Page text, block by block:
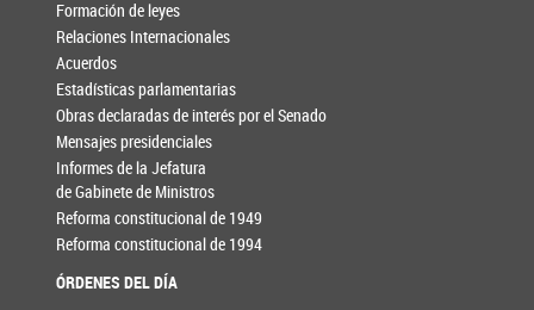
Formación de leyes
Relaciones Internacionales
Acuerdos
Estadísticas parlamentarias
Obras declaradas de interés por el Senado
Mensajes presidenciales
Informes de la Jefatura
de Gabinete de Ministros
Reforma constitucional de 1949
Reforma constitucional de 1994
ÓRDENES DEL DÍA